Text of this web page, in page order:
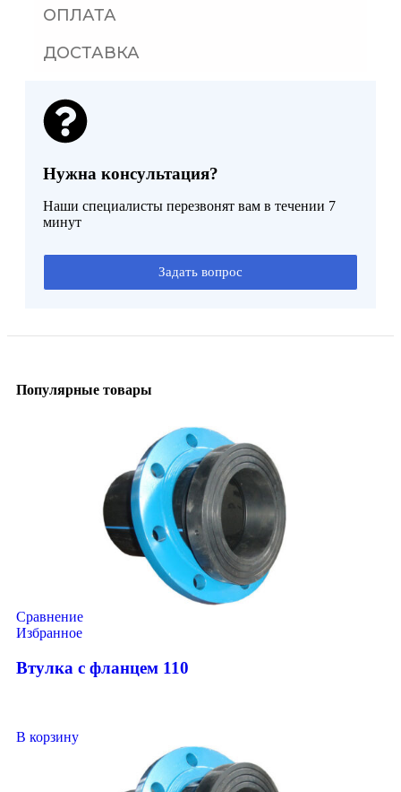
ОПЛАТА
ДОСТАВКА
Нужна консультация?
Наши специалисты перезвонят вам в течении 7
минут
Задать вопрос
Популярные товары
Сравнение
Избранное
Втулка с фланцем 110
В корзину